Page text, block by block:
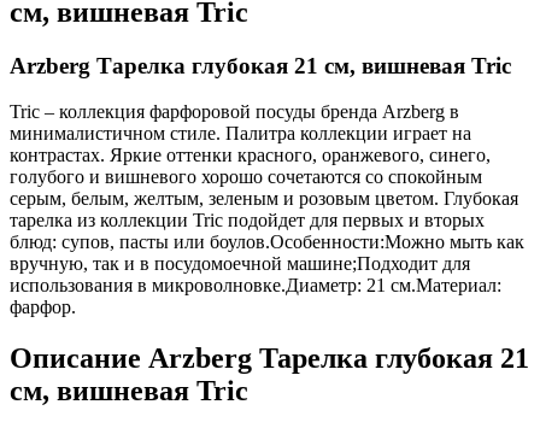
см, вишневая Tric
Arzberg Тарелка глубокая 21 см, вишневая Tric
Tric – коллекция фарфоровой посуды бренда Arzberg в
минималистичном стиле. Палитра коллекции играет на
контрастах. Яркие оттенки красного, оранжевого, синего,
голубого и вишневого хорошо сочетаются со спокойным
серым, белым, желтым, зеленым и розовым цветом. Глубокая
тарелка из коллекции Tric подойдет для первых и вторых
блюд: супов, пасты или боулов.Особенности:Можно мыть как
вручную, так и в посудомоечной машине;Подходит для
использования в микроволновке.Диаметр: 21 см.Материал:
фарфор.
Описание Arzberg Тарелка глубокая 21
см, вишневая Tric